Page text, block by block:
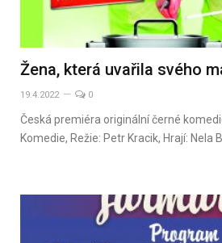
Žena, která uvařila svého
19.4.2022 0
Česká premiéra originální černé
Komedie, Režie: Petr Kracik, Hrají: Nela